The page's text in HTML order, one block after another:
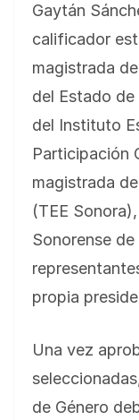
Gaytán
calificador
magistrada
del Estado de
del Instituto
Participación
magistrada
(TEE
Sonorense
propia
Una vez
de Género